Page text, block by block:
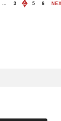
3 4 5 6